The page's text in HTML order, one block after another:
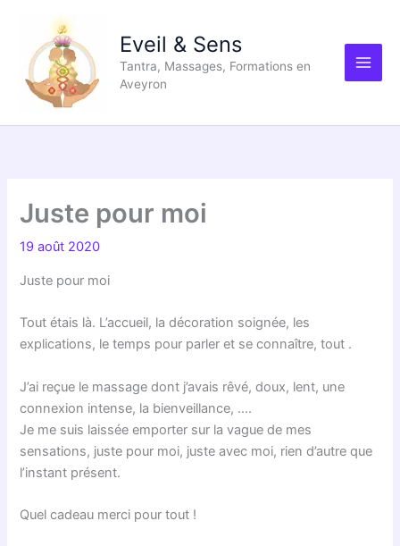
contenu
Eveil & Sens
Tantra, Massages, Formations en
Aveyron
Juste pour moi
19 août 2020
Juste pour moi
Tout étais là. L’accueil, la décoration soignée, les
explications, le temps pour parler et se connaître, tout .
J’ai reçue le massage dont j’avais rêvé, doux, lent, une
connexion intense, la bienveillance, ….
Je me suis laissée emporter sur la vague de mes
sensations, juste pour moi, juste avec moi, rien d’autre que
l’instant présent.
Quel cadeau merci pour tout !